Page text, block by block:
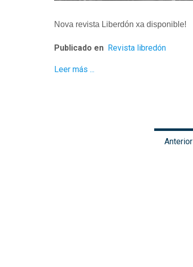
Nova revista Liberdón xa disponible!
Publicado en Revista libredón
Leer más ...
Anterior